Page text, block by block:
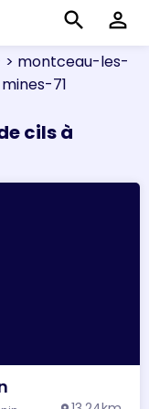
search perm_identity
> montceau-les-
mines-71
cils à